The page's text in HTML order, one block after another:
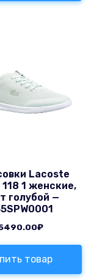
Lacoste
118 1 женские,
голубой —
₽
товар